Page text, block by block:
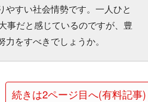
やすい社会情勢です。一人ひと
事だと感じているのですが、豊
をすべきでしょうか。
続きは2ページ目へ(有料記事)